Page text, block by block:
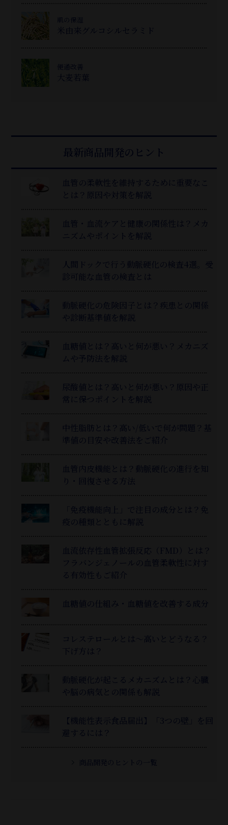
肌の保湿
米由来グルコシルセラミド
便通改善
大麦若葉
最新商品開発のヒント
血管の柔軟性を維持するために重要なこ
とは？原因や対策を解説
血管・血流ケアと健康の関係性は？メカ
ニズムやポイントを解説
人間ドックで行う動脈硬化の検査4選。受
診可能な血管の検査とは
動脈硬化の危険因子とは？疾患との関係
や診断基準値を解説
血糖値とは？高いと何が悪い？メカニズ
ムや予防法を解説
尿酸値とは？高いと何が悪い？原因や正
常に保つポイントを解説
中性脂肪とは？高い/低いで何が問題？基
準値の目安や改善法をご紹介
血管内皮機能とは？動脈硬化の進行を知
り・回復させる方法
「免疫機能向上」で注目の成分とは？免
疫の種類とともに解説
血流依存性血管拡張反応（FMD）とは？
フラバンジェノールの血管柔軟性に対す
る有効性もご紹介
血糖値の仕組み・血糖値を改善する成分
コレステロールとは～高いとどうなる？
下げ方は？
動脈硬化が起こるメカニズムとは？心臓
や脳の病気との関係も解説
【機能性表示食品届出】「3つの壁」を回
避するには？
商品開発のヒントの一覧